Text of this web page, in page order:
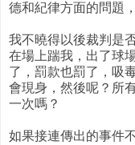
德和紀律方面的問題
我不曉得以後裁判是
在場上踹我，出了球
了，罰款也罰了，吸
會現身，然後呢？所
一次嗎？
如果接連傳出的事件